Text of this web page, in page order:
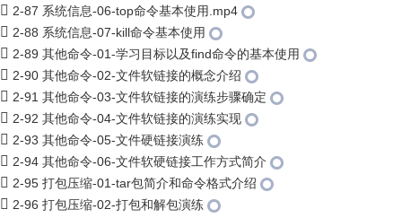
2-87 系统信息-06-top命令基本使用.mp4
2-88 系统信息-07-kill命令基本使用
2-89 其他命令-01-学习目标以及find命令的基本使用
2-90 其他命令-02-文件软链接的概念介绍
2-91 其他命令-03-文件软链接的演练步骤确定
2-92 其他命令-04-文件软链接的演练实现
2-93 其他命令-05-文件硬链接演练
2-94 其他命令-06-文件软硬链接工作方式简介
2-95 打包压缩-01-tar包简介和命令格式介绍
2-96 打包压缩-02-打包和解包演练